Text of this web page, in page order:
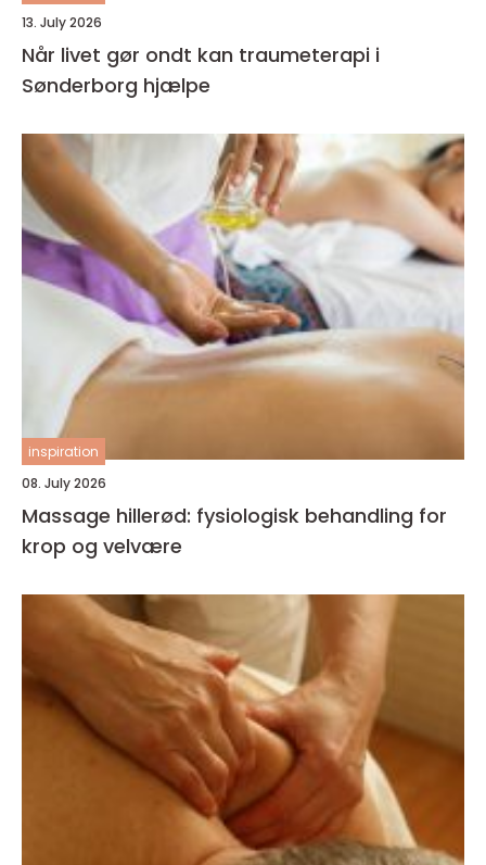
13. July 2026
Når livet gør ondt kan traumeterapi i
Sønderborg hjælpe
inspiration
08. July 2026
Massage hillerød: fysiologisk behandling for
krop og velvære